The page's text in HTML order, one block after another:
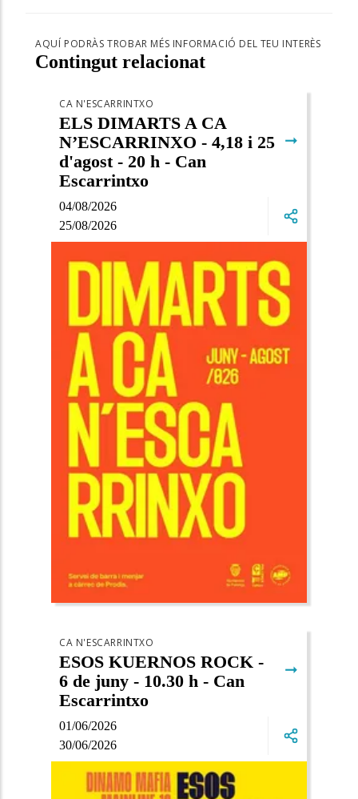
AQUÍ PODRÀS TROBAR MÉS INFORMACIÓ DEL TEU INTERÈS
Contingut relacionat
04/08/2026
25/08/2026
CA N'ESCARRINTXO
ELS DIMARTS A CA
N’ESCARRINXO - 4,18 i 25
d'agost - 20 h - Can
Escarrintxo
➞
01/06/2026
30/06/2026
CA N'ESCARRINTXO
ESOS KUERNOS ROCK -
6 de juny - 10.30 h - Can
Escarrintxo
➞